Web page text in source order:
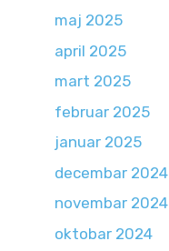
maj 2025
april 2025
mart 2025
februar 2025
januar 2025
decembar 2024
novembar 2024
oktobar 2024